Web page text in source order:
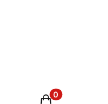
Produkty w